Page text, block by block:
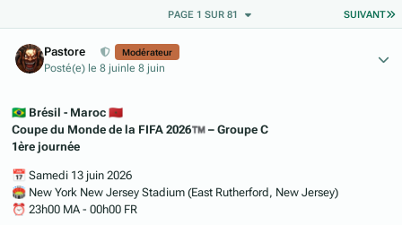
SUIVANT
PAGE 1 SUR 81
Pastore Modérateur
Posté(e) le 8 juinle 8 juin
🇧🇷 Brésil - Maroc 🇲🇦
Coupe du Monde de la FIFA 2026™ – Groupe C
1ère journée
📅 Samedi 13 juin 2026
🏟️ New York New Jersey Stadium (East Rutherford, New Jersey)
⏰ 23h00 MA - 00h00 FR